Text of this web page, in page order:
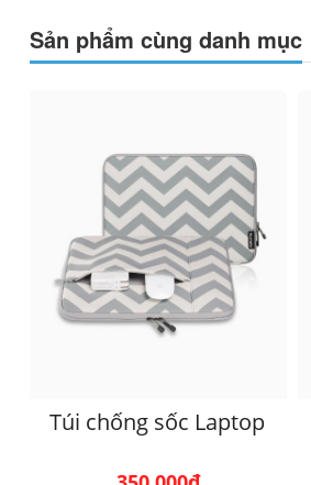
Sản phẩm cùng danh mục
Túi chống sốc Laptop